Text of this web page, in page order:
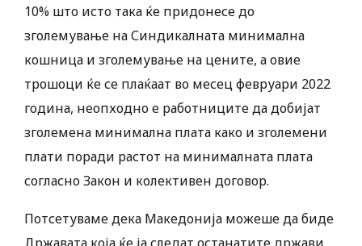
10% што исто така ќе придонесе до
зголемување на Синдикалната минимална
кошница и зголемување на цените, а овие
трошоци ќе се плаќаат во месец февруари 2022
година, неопходно е работниците да добијат
зголемена минимална плата како и зголемени
плати поради растот на минималната плата
согласно Закон и колективен договор.
Потсетуваме дека Македонија можеше да биде